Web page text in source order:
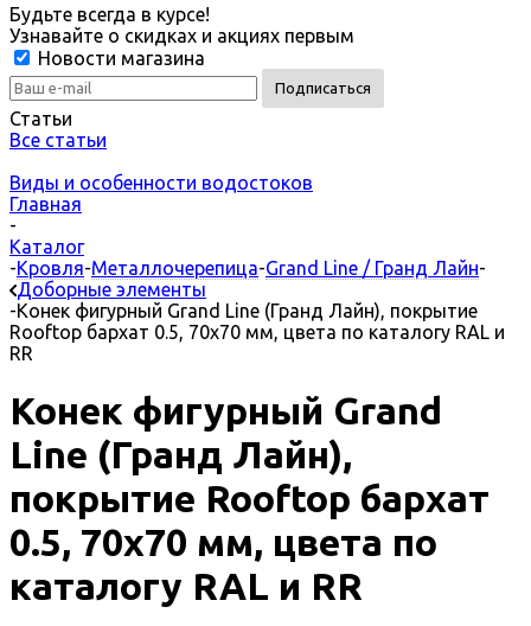
Будьте всегда в курсе!
Узнавайте о скидках и акциях первым
Новости магазина
Статьи
Все статьи
Виды и особенности водостоков
Главная
-
Каталог
-Кровля-Металлочерепица-Grand Line / Гранд Лайн-
Доборные элементы
-Конек фигурный Grand Line (Гранд Лайн), покрытие
Rooftop бархат 0.5, 70х70 мм, цвета по каталогу RAL и
RR
Конек фигурный Grand
Line (Гранд Лайн),
покрытие Rooftop бархат
0.5, 70х70 мм, цвета по
каталогу RAL и RR